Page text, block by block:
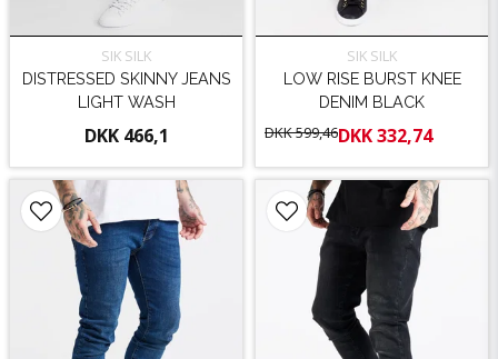
SIK SILK
DISTRESSED SKINNY JEANS
LIGHT WASH
DKK 466,1
SIK SILK
LOW RISE BURST KNEE
DENIM BLACK
DKK 599,46DKK 332,74